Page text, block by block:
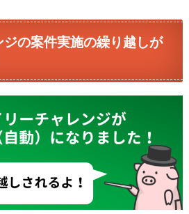
の案件実施の繰り越しが